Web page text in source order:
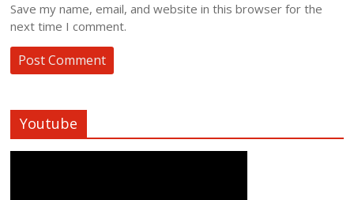
Save my name, email, and website in this browser for the
next time I comment.
Youtube